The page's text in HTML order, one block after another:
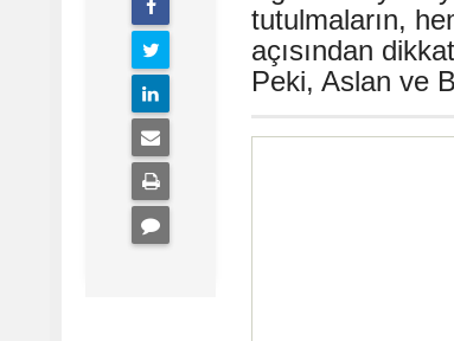
tutulmaların,
açısından
Peki, Aslan ve